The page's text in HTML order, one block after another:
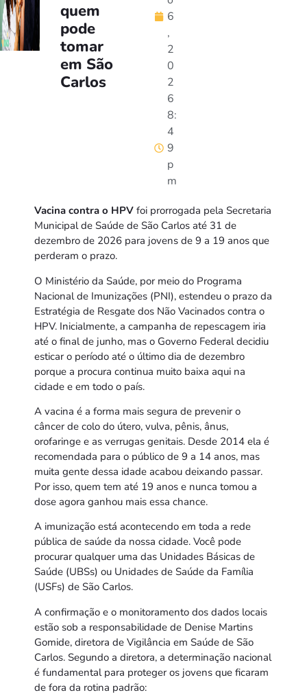
quem
pode
tomar
em São
Carlos
6
,
2
0
2
6
8:
4
9
p
m
Vacina contra o HPV foi prorrogada pela Secretaria
Municipal de Saúde de São Carlos até 31 de
dezembro de 2026 para jovens de 9 a 19 anos que
perderam o prazo.
O Ministério da Saúde, por meio do Programa
Nacional de Imunizações (PNI), estendeu o prazo da
Estratégia de Resgate dos Não Vacinados contra o
HPV. Inicialmente, a campanha de repescagem iria
até o final de junho, mas o Governo Federal decidiu
esticar o período até o último dia de dezembro
porque a procura continua muito baixa aqui na
cidade e em todo o país.
A vacina é a forma mais segura de prevenir o
câncer de colo do útero, vulva, pênis, ânus,
orofaringe e as verrugas genitais. Desde 2014 ela é
recomendada para o público de 9 a 14 anos, mas
muita gente dessa idade acabou deixando passar.
Por isso, quem tem até 19 anos e nunca tomou a
dose agora ganhou mais essa chance.
A imunização está acontecendo em toda a rede
pública de saúde da nossa cidade. Você pode
procurar qualquer uma das Unidades Básicas de
Saúde (UBSs) ou Unidades de Saúde da Família
(USFs) de São Carlos.
A confirmação e o monitoramento dos dados locais
estão sob a responsabilidade de Denise Martins
Gomide, diretora de Vigilância em Saúde de São
Carlos. Segundo a diretora, a determinação nacional
é fundamental para proteger os jovens que ficaram
de fora da rotina padrão: